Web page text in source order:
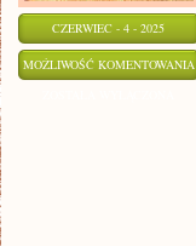
CZERWIEC - 4 - 2025
MOŻLIWOŚĆ KOMENTOWANIA